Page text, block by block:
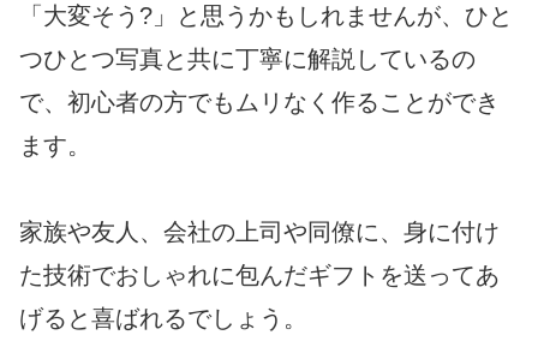
「大変そう?」
と思うかもしれませんが、 ひと
つひとつ写真と共に丁寧に解説しているの
で、 初心者の方でもムリなく作ることができ
ます。
家族や友人、会社の上司や同僚に、 身に付け
た技術でおしゃれに包んだギフトを送ってあ
げると喜ばれるでしょう。